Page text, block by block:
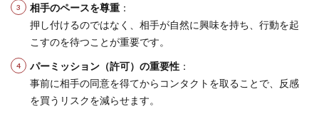
相手のペースを尊重 ：
押し付けるのではなく、相手が自然に興味を持ち、行動を起
こすのを待つことが重要です。
パーミッション（許可）の重要性 ：
事前に相手の同意を得てからコンタクトを取ることで、反感
を買うリスクを減らせます。